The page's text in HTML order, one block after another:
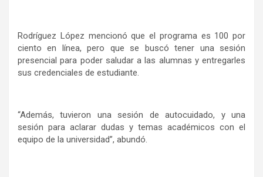
Rodríguez López mencionó que el programa es 100 por
ciento en línea, pero que se buscó tener una sesión
presencial para poder saludar a las alumnas y entregarles
sus credenciales de estudiante.
“Además, tuvieron una sesión de autocuidado, y una
sesión para aclarar dudas y temas académicos con el
equipo de la universidad”, abundó.